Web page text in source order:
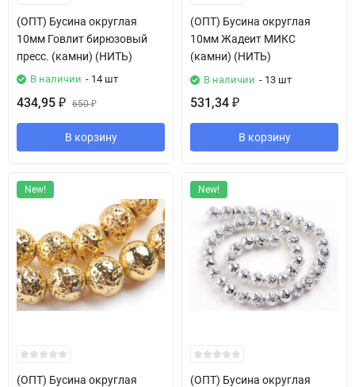
(ОПТ) Бусина округлая
10мм Говлит бирюзовый
пресс. (камни) (НИТЬ)
В наличии - 14 шт
434,95 ₽ 650₽
В корзину
(ОПТ) Бусина округлая
10мм Жадеит МИКС
(камни) (НИТЬ)
В наличии - 13 шт
531,34 ₽
В корзину
New!
(ОПТ) Бусина округлая
New!
(ОПТ) Бусина округлая